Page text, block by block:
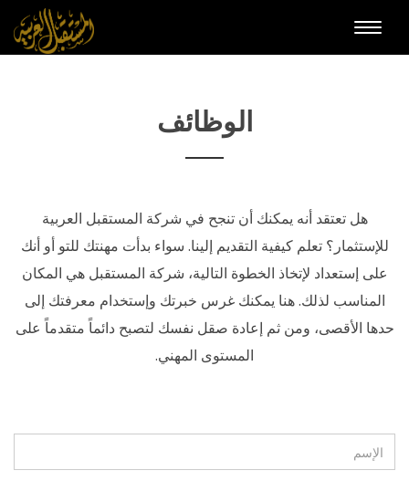
Toggle
الوظائف
هل تعتقد أنه يمكنك أن تنجح في شركة المستقبل العربية
للإستثمار؟ تعلم كيفية التقديم إلينا. سواء بدأت مهنتك للتو أو أنك
على إستعداد لإتخاذ الخطوة التالية، شركة المستقبل هي المكان
المناسب لذلك. هنا يمكنك غرس خبرتك وإستخدام معرفتك إلى
حدها الأقصى، ومن ثم إعادة صقل نفسك لتصبح دائماً متقدماً على
المستوى المهني.